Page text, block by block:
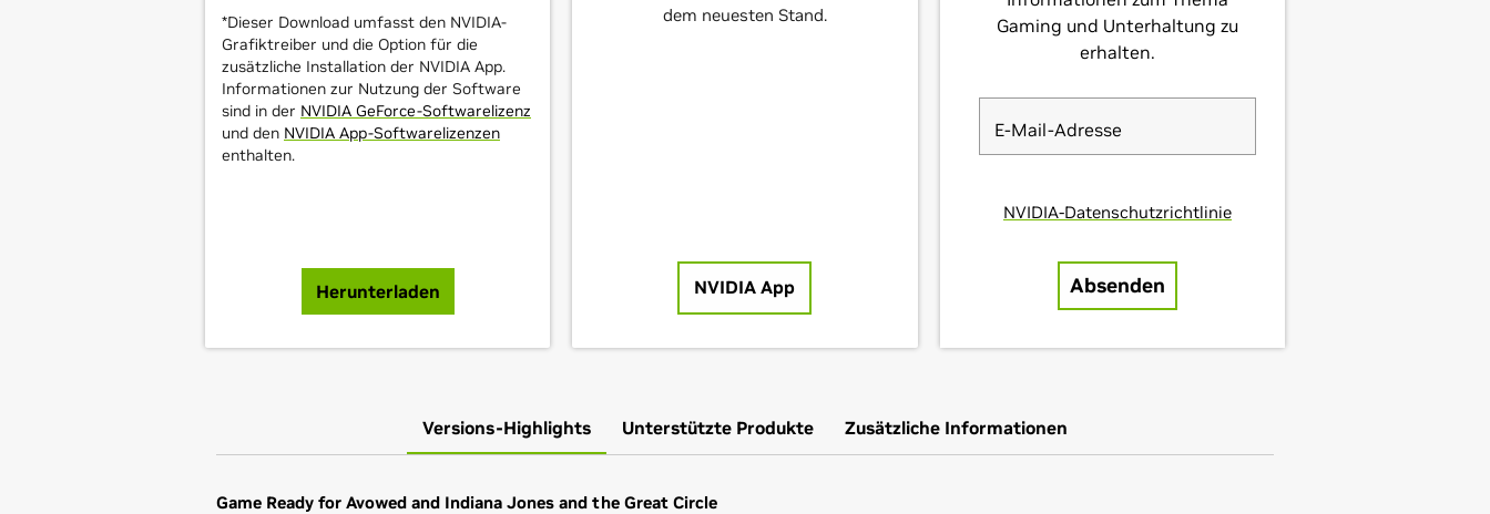
*Dieser Download umfasst den NVIDIA-
Grafiktreiber und die Option für die
zusätzliche Installation der NVIDIA App.
Informationen zur Nutzung der Software
sind in der NVIDIA GeForce-Softwarelizenz
und den NVIDIA App-Softwarelizenzen
enthalten.
Herunterladen
dem neuesten Stand.
NVIDIA App
Versions-Highlights Unterstützte Produkte Zusätzliche Informationen
Game Ready for Avowed and Indiana Jones and the Great Circle